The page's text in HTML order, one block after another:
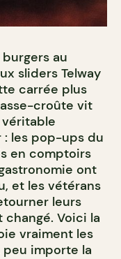
au
sliders Telway
carrée plus
croûte vit
: les pop-ups du
en comptoirs
ont
et les vétérans
leurs
changé. Voici la
vraiment les
peu importe la